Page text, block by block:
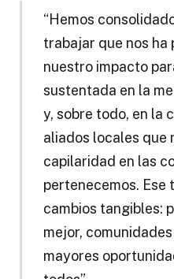
“Hemos
trabajar que nos ha
nuestro impacto
sustentada en la
y, sobre todo, en la
aliados locales que
capilaridad en las
pertenecemos. Ese
cambios tangibles:
mejor,
mayores